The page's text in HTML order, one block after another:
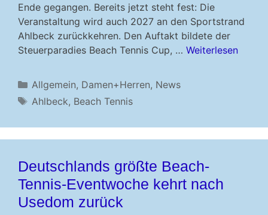
Ende gegangen. Bereits jetzt steht fest: Die
Veranstaltung wird auch 2027 an den Sportstrand
Ahlbeck zurückkehren. Den Auftakt bildete der
Steuerparadies Beach Tennis Cup, … Weiterlesen
Kategorien
Allgemein, Damen+Herren, News
Schlagwörter
Ahlbeck, Beach Tennis
Deutschlands größte Beach-
Tennis-Eventwoche kehrt nach
Usedom zurück